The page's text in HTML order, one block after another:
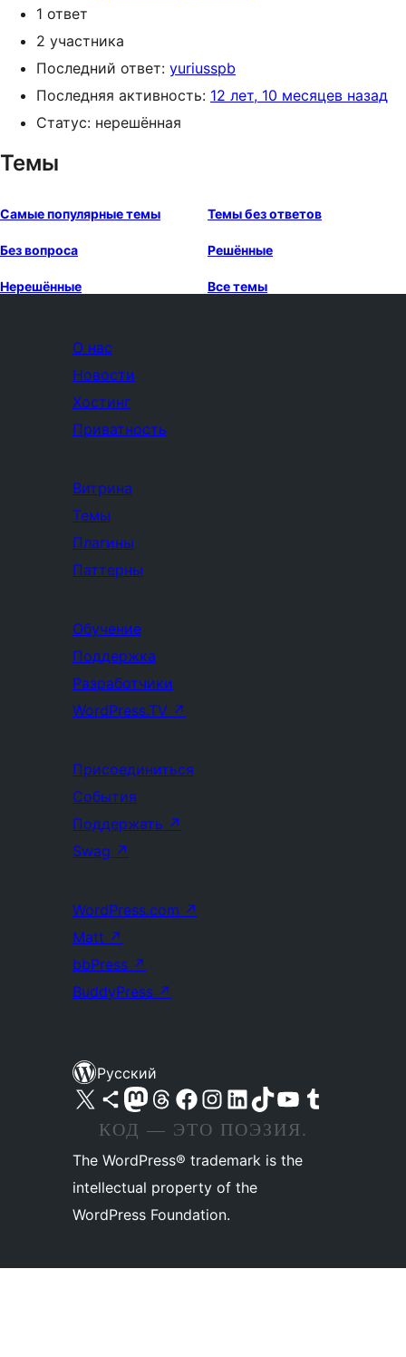
1 ответ
2 участника
Последний ответ: yuriusspb
Последняя активность: 12 лет, 10 месяцев назад
Статус: нерешённая
Темы
Самые популярные темы Темы без ответов
Без вопроса Решённые
Нерешённые Все темы
О нас
Новости
Хостинг
Приватность
Витрина
Темы
Плагины
Паттерны
Обучение
Поддержка
Разработчики
WordPress.TV ↗
Присоединиться
События
Поддержать ↗
Swag ↗
WordPress.com ↗
Matt ↗
bbPress ↗
BuddyPress ↗
Русский
Посетите нас в X (ранее Twitter)
Посетите нашу учётную запись в Bluesky
Посетите нашу ленту в Mastodon
Посетите нашу учётную запись в Threads
Посетите нашу страницу на Facebook
Посетите наш Instagram
Посетите нашу страницу в LinkedIn
Посетите нашу учётную запись в TikTok
Посетите наш канал YouTube
Посетите нашу учётную запись в Tumblr
КОД — ЭТО ПОЭЗИЯ.
The WordPress® trademark is the
intellectual property of the
WordPress Foundation.